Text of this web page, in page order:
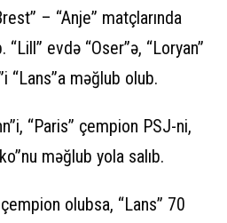
– “Anje” matçlarında
evdə “Oser”ə, “Loryan”
“Lans”a məğlub olub.
“Paris” çempion PSJ-ni,
məğlub yola salıb.
olubsa, “Lans” 70